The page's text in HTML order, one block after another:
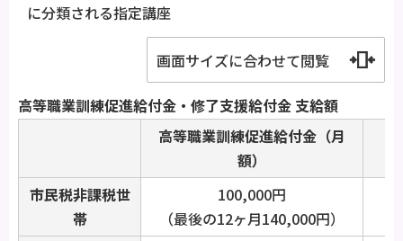
に分類される指定講座
画面サイズに合わせて閲覧
高等職業訓練促進給付金・修了支援給付金 支給額
高等職業訓練促進給付金（月
額）
市民税非課税世
帯
100,000円
（最後の12ヶ月140,000円）